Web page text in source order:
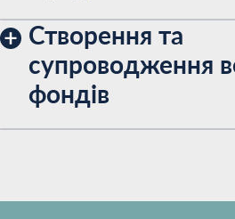
Створення та
супроводження
фондів